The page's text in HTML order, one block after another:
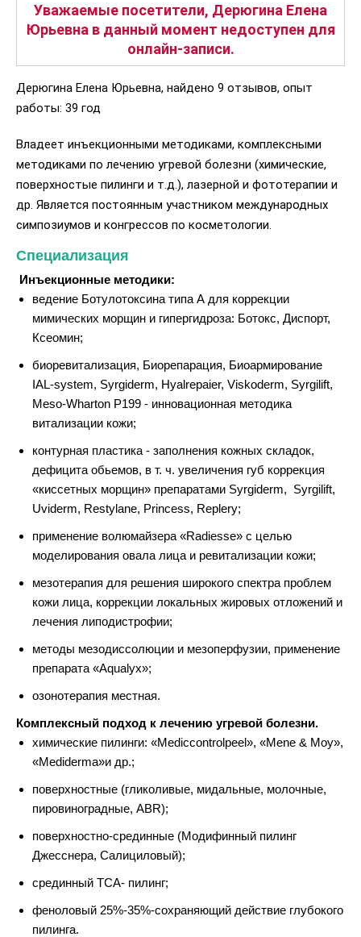
Уважаемые посетители, Дерюгина Елена
Юрьевна в данный момент недоступен для
онлайн-записи.
Дерюгина Елена Юрьевна, найдено 9 отзывов, опыт
работы: 39 год
Владеет инъекционными методиками, комплексными
методиками по лечению угревой болезни (химические,
поверхностые пилинги и т.д.), лазерной и фототерапии и
др. Является постоянным участником международных
симпозиумов и конгрессов по косметологии.
Специализация
Инъекционные методики:
ведение Ботулотоксина типа А для коррекции
мимических морщин и гипергидроза: Ботокс, Диспорт,
Ксеомин;
биоревитализация, Биорепарация, Биоармирование
IAL-system, Syrgiderm, Hyalrepaier, Viskoderm, Syrgilift,
Meso-Wharton P199 - инновационная методика
витализации кожи;
контурная пластика - заполнения кожных складок,
дефицита обьемов, в т. ч. увеличения губ коррекция
«киссетных морщин» препаратами Syrgiderm, Syrgilift,
Uviderm, Restylane, Princess, Replery;
применение волюмайзера «Radiesse» с целью
моделирования овала лица и ревитализации кожи;
мезотерапия для решения широкого спектра проблем
кожи лица, коррекции локальных жировых отложений и
лечения липодистрофии;
методы мезодиссолюции и мезоперфузии, применение
препарата «Aqualyx»;
озонотерапия местная.
Комплексный подход к лечению угревой болезни.
химические пилинги: «Mediccontrolpeel», «Mene & Moy»,
«Mediderma»и др.;
поверхностные (гликоливые, мидальные, молочные,
пировиноградные, ABR);
поверхностно-срединные (Модифинный пилинг
Джесснера, Салициловый);
срединный TCA- пилинг;
феноловый 25%-35%-сохраняющий действие глубокого
пилинга.